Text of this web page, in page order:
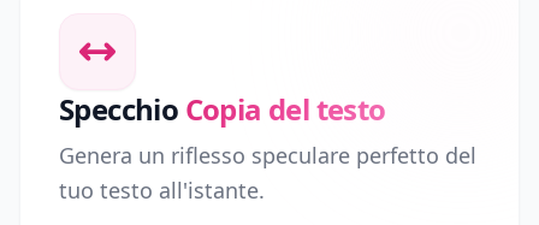
Specchio Copia del testo
Genera un riflesso speculare perfetto del
tuo testo all'istante.